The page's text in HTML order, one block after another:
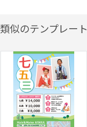
類似のテンプレート